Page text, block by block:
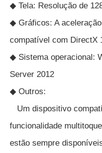
◆ Tela: Resolução de
◆ Gráficos: A
compatível com DirectX
◆ Sistema operacional:
Server 2012
◆ Outros:
Um dispositivo
funcionalidade
estão sempre